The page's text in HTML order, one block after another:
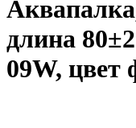
длина
09W, цвет